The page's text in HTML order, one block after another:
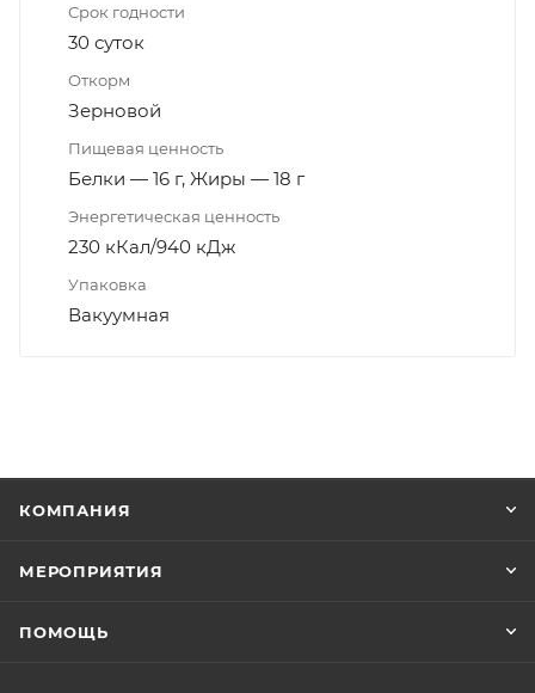
Срок годности
30 суток
Откорм
Зерновой
Пищевая ценность
Белки — 16 г, Жиры — 18 г
Энергетическая ценность
230 кКал/940 кДж
Упаковка
Вакуумная
КОМПАНИЯ
МЕРОПРИЯТИЯ
ПОМОЩЬ